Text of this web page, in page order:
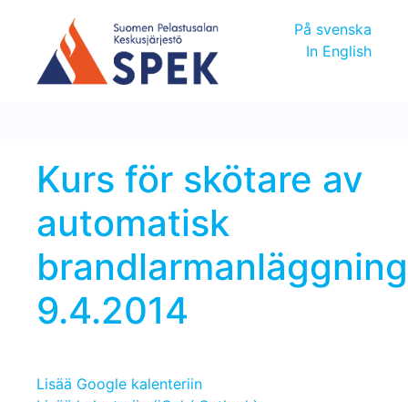
På svenska
In English
Kurs för skötare av
automatisk
9.4.2014
Lisää Google kalenteriin